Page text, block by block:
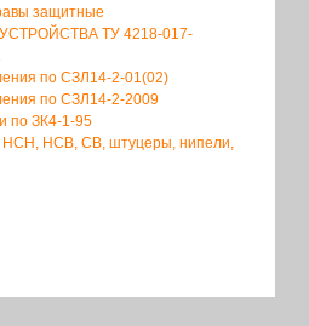
защитные
ТУ 4218-017-
по СЗЛ14-2-01(02)
по СЗЛ14-2-2009
по ЗК4-1-95
НСВ, СВ, штуцеры, нипели,